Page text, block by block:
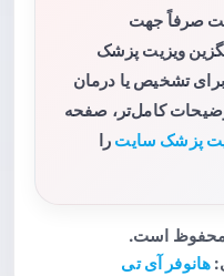
صرفاً جهت
ویزیت پزشک
تشخیص یا درمان
کامل‌تر، صفحه
پزشک سایت را
هانوفر آی تی